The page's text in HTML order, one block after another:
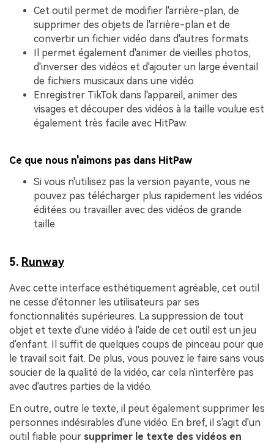
Cet outil permet de modifier l'arrière-plan, de
supprimer des objets de l'arrière-plan et de
convertir un fichier vidéo dans d'autres formats.
Il permet également d'animer de vieilles photos,
d'inverser des vidéos et d'ajouter un large éventail
de fichiers musicaux dans une vidéo.
Enregistrer TikTok dans l'appareil, animer des
visages et découper des vidéos à la taille voulue est
également très facile avec HitPaw.
Ce que nous n'aimons pas dans HitPaw
Si vous n'utilisez pas la version payante, vous ne
pouvez pas télécharger plus rapidement les vidéos
éditées ou travailler avec des vidéos de grande
taille.
5. Runway
Avec cette interface esthétiquement agréable, cet outil
ne cesse d'étonner les utilisateurs par ses
fonctionnalités supérieures. La suppression de tout
objet et texte d'une vidéo à l'aide de cet outil est un jeu
d'enfant. Il suffit de quelques coups de pinceau pour que
le travail soit fait. De plus, vous pouvez le faire sans vous
soucier de la qualité de la vidéo, car cela n'interfère pas
avec d'autres parties de la vidéo.
En outre, outre le texte, il peut également supprimer les
personnes indésirables d'une vidéo. En bref, il s'agit d'un
outil fiable pour supprimer le texte des vidéos en